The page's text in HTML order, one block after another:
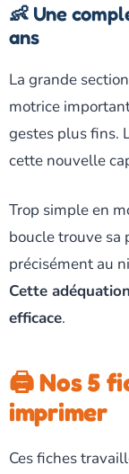
👶 Une
ans
La grande
motrice
gestes plus fins.
cette nouvelle
Trop simple en
boucle trouve sa
précisément au
Cette
efficace.
🖨️ Nos 5
imprimer
Ces fiches